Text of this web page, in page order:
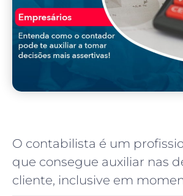
O contabilista é um
que consegue auxiliar nas
cliente, inclusive em